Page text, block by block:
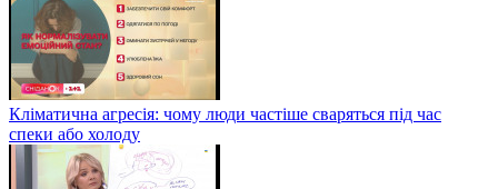
Кліматична агресія: чому люди частіше сваряться під час
спеки або холоду